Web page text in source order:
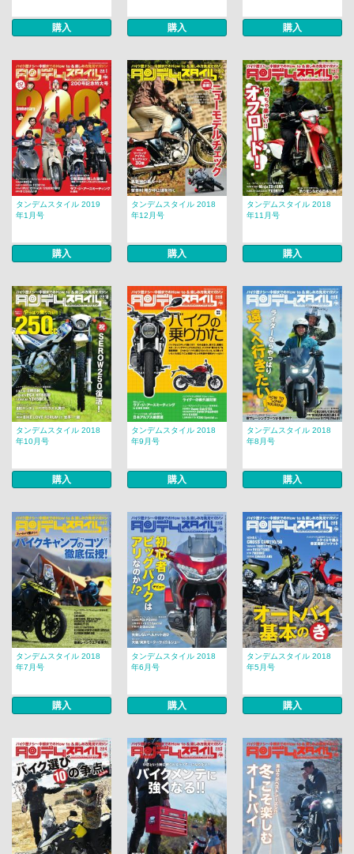
購入 購入 購入
タンデムスタイル 2019
年1月号
購入
タンデムスタイル 2018
年12月号
購入
タンデムスタイル 2018
年11月号
購入
タンデムスタイル 2018
年10月号
購入
タンデムスタイル 2018
年9月号
購入
タンデムスタイル 2018
年8月号
購入
タンデムスタイル 2018
年7月号
購入
タンデムスタイル 2018
年6月号
購入
タンデムスタイル 2018
年5月号
購入